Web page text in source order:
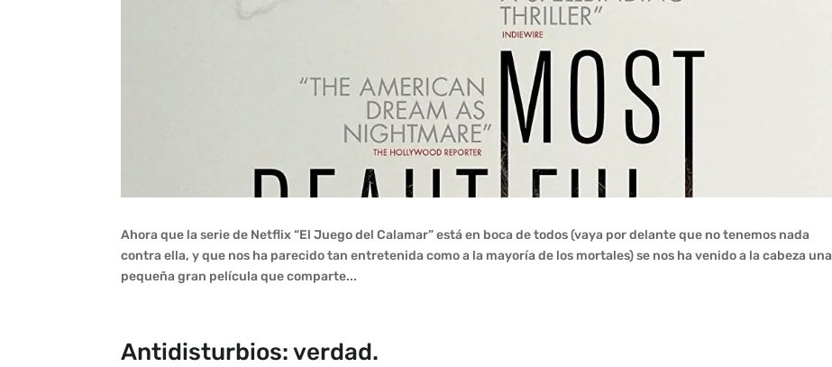
Ahora que la serie de Netflix “El Juego del Calamar” está en boca de todos (vaya por delante que no tenemos nada
contra ella, y que nos ha parecido tan entretenida como a la mayoría de los mortales) se nos ha venido a la cabeza una
pequeña gran película que comparte...
Antidisturbios: verdad.